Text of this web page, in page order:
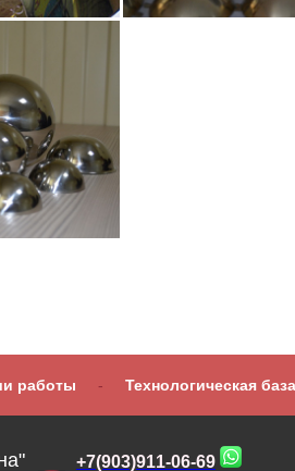
работы - Технологическая база
+7(903)911-06-69